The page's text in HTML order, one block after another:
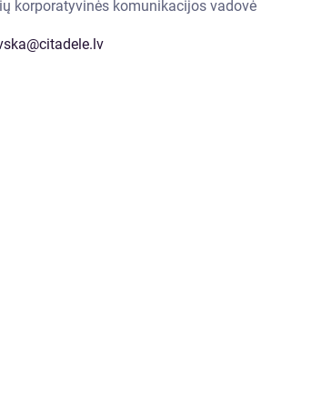
korporatyvinės komunikacijos vadovė